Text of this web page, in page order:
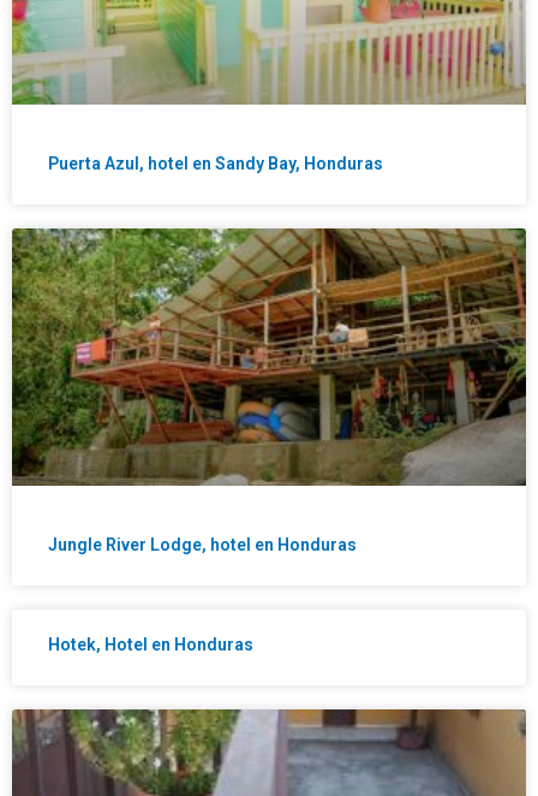
Puerta Azul, hotel en Sandy Bay, Honduras
Jungle River Lodge, hotel en Honduras
Hotek, Hotel en Honduras